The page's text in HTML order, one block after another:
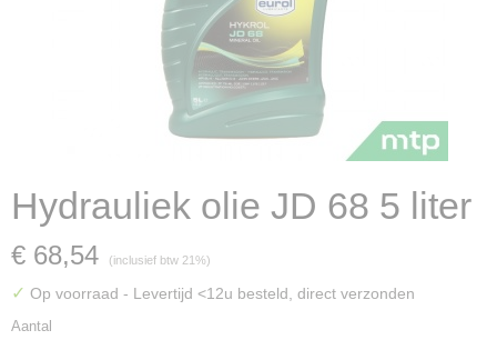
Hydrauliek olie JD 68 5 liter
€ 68,54 (inclusief btw 21%)
✓ Op voorraad - Levertijd <12u besteld, direct verzonden
Aantal